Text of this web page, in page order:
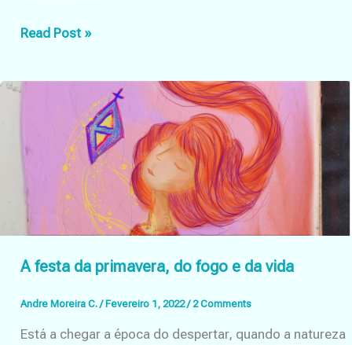
O
quando
Read Post »
A festa da primavera, do fogo e da vida
Andre Moreira C. / Fevereiro 1, 2022/ 2 Comments
Está a chegar a época do despertar, quando a natureza